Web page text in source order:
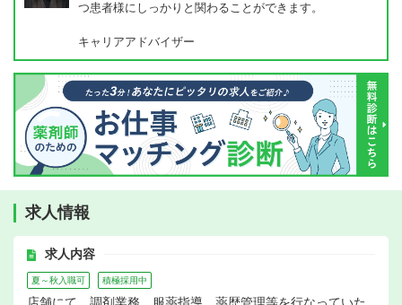
つ患者様にしっかりと関わることができます。
キャリアアドバイザー
求人情報
求人内容
夏～秋入職可 積極採用中